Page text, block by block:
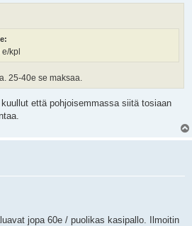
kpl
25-40e se maksaa.
että pohjoisemmassa siitä tosiaan
jopa 60e / puolikas kasipallo. Ilmoitin